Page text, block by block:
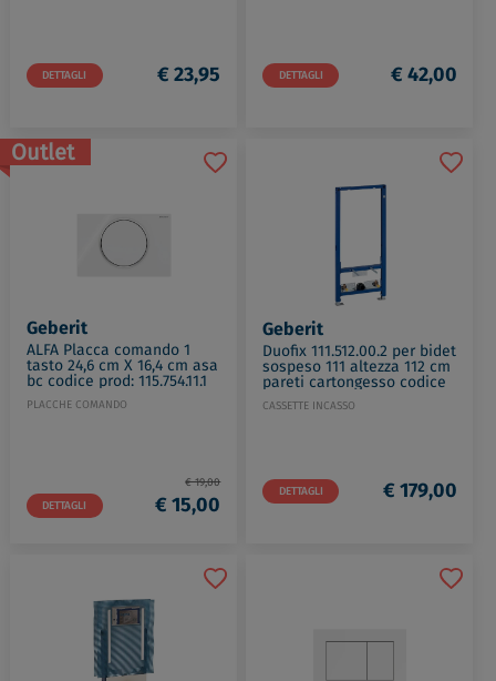
DETTAGLI € 23,95 DETTAGLI € 42,00
Outlet
Geberit
ALFA Placca comando 1
tasto 24,6 cm X 16,4 cm asa
bc codice prod: 115.754.11.1
PLACCHE COMANDO
DETTAGLI
€ 19,00
€ 15,00
Geberit
Duofix 111.512.00.2 per bidet
sospeso 111 altezza 112 cm
pareti cartongesso codice
prod: 111.512.00.2
CASSETTE INCASSO
DETTAGLI € 179,00